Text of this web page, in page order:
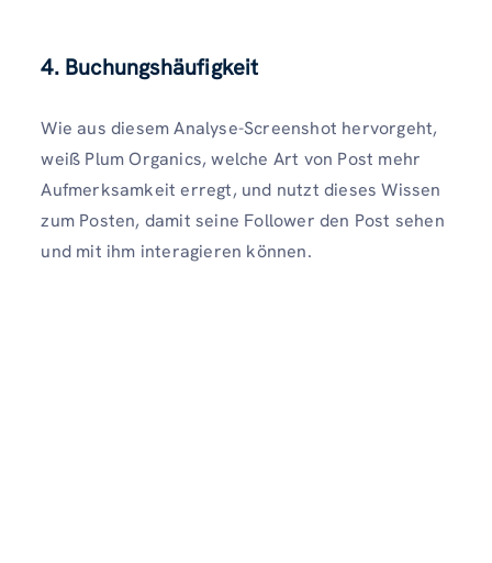
4. Buchungshäufigkeit
Wie aus diesem Analyse-Screenshot hervorgeht,
weiß Plum Organics, welche Art von Post mehr
Aufmerksamkeit erregt, und nutzt dieses Wissen
zum Posten, damit seine Follower den Post sehen
und mit ihm interagieren können.